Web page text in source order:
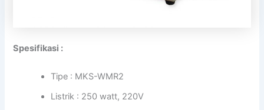
Spesifikasi :
Tipe : MKS-WMR2
Listrik : 250 watt, 220V